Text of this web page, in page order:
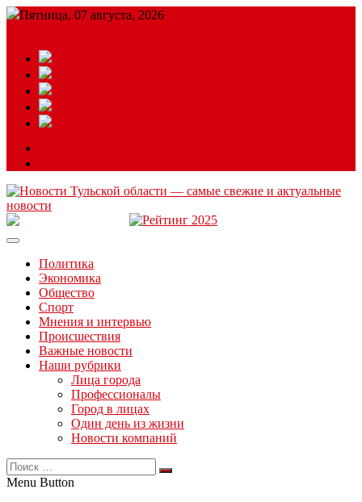
Пятница, 07 августа, 2026
Читайте последние новости дня в Тульской области на сайте
Политика
Экономика
Общество
Спорт
Мнения и интервью
Происшествия
Важные новости
Наши рубрики
Лица города
Профессионалы
Город в лицах
Один день из жизни
Новости компаний
Menu Button